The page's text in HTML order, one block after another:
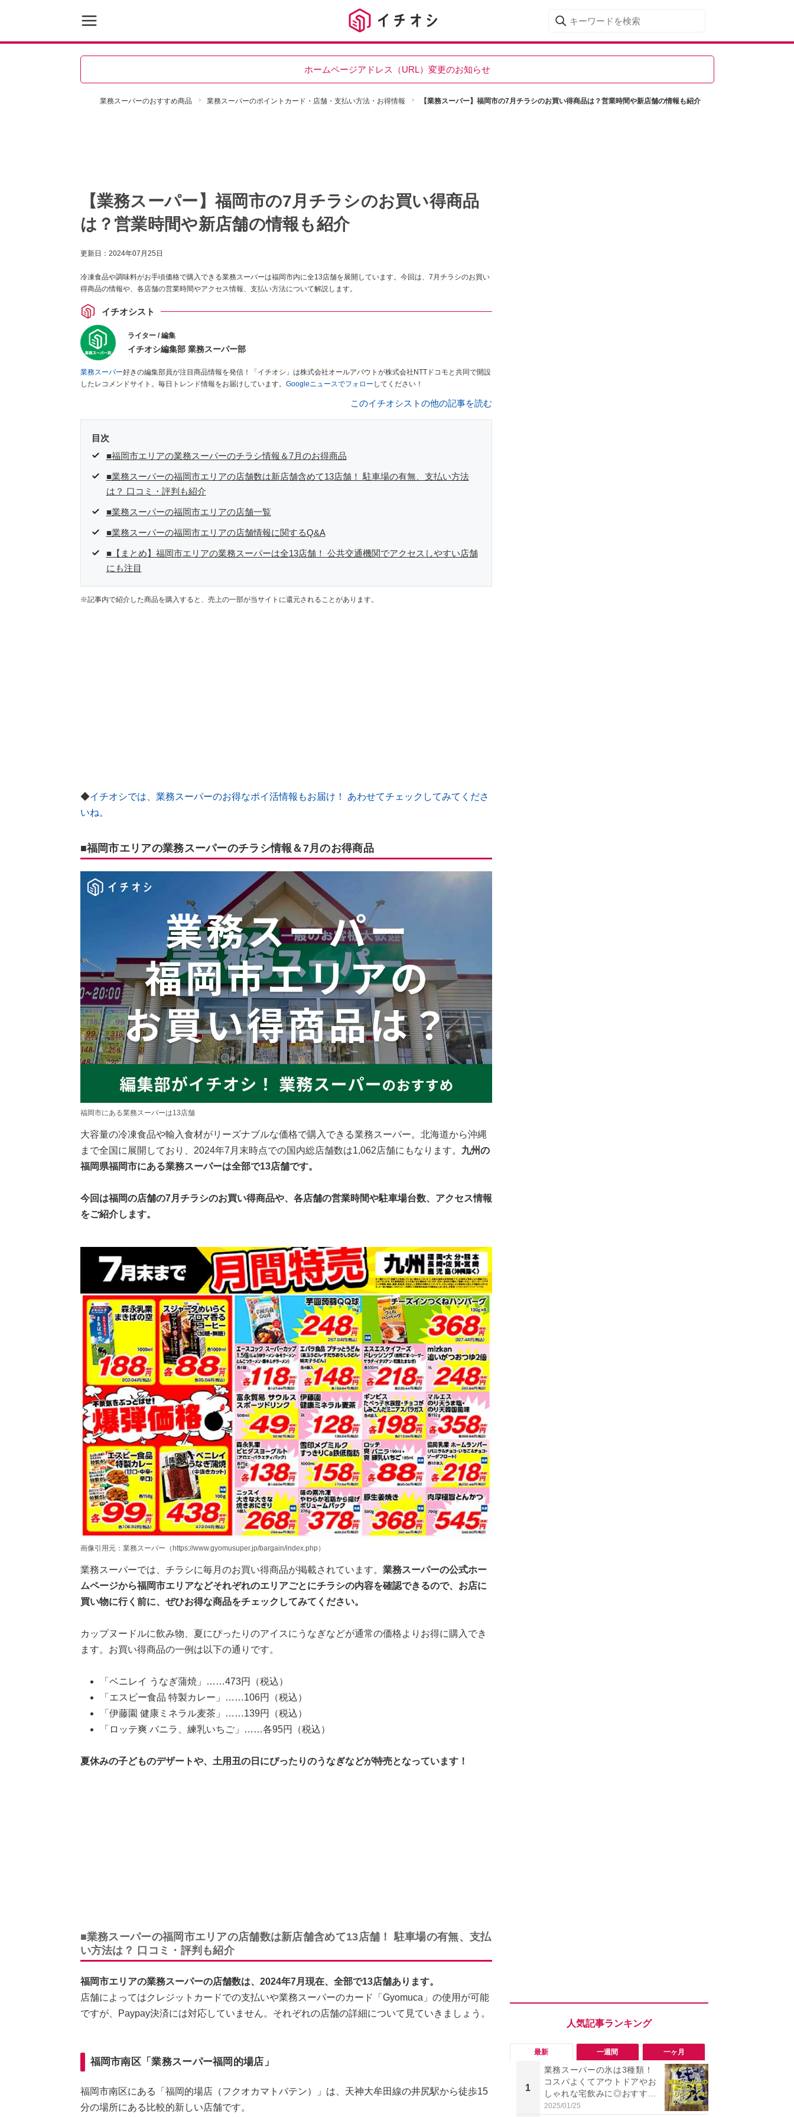
ホームページアドレス（URL）変更のお知らせ
業務スーパーのおすすめ商品 業務スーパーのポイントカード・店舗・支払い方法・お得情報 【業務スーパー】福岡市の7月チラシのお買い得商品は？営業時間や新店舗の情報も紹介
【業務スーパー】福岡市の7月チラシのお買い得商品
は？営業時間や新店舗の情報も紹介
更新日： 2024年07月25日
冷凍食品や調味料がお手頃価格で購入できる業務スーパーは福岡市内に全13店舗を展開しています。今回は、7月チラシのお買い
得商品の情報や、各店舗の営業時間やアクセス情報、支払い方法について解説します。
イチオシスト
ライター / 編集
イチオシ編集部 業務スーパー部
業務スーパー好きの編集部員が注目商品情報を発信！「イチオシ」は株式会社オールアバウトが株式会社NTTドコモと共同で開設
したレコメンドサイト。毎日トレンド情報をお届けしています。 Googleニュースでフォロー してください！
このイチオシストの他の記事を読む
目次
■福岡市エリアの業務スーパーのチラシ情報＆7月のお得商品
■業務スーパーの福岡市エリアの店舗数は新店舗含めて13店舗！ 駐車場の有無、支払い方法
は？ 口コミ・評判も紹介
■業務スーパーの福岡市エリアの店舗一覧
■業務スーパーの福岡市エリアの店舗情報に関するQ&A
■【まとめ】福岡市エリアの業務スーパーは全13店舗！ 公共交通機関でアクセスしやすい店舗
にも注目
※記事内で紹介した商品を購入すると、売上の一部が当サイトに還元されることがあります。
◆イチオシでは、業務スーパーのお得なポイ活情報もお届け！ あわせてチェックしてみてくださ
いね。
■福岡市エリアの業務スーパーのチラシ情報＆7月のお得商品
福岡市にある業務スーパーは13店舗
大容量の冷凍食品や輸入食材がリーズナブルな価格で購入できる業務スーパー。北海道から沖縄
まで全国に展開しており、2024年7月末時点での国内総店舗数は1,062店舗にもなります。 九州の
福岡県福岡市にある業務スーパーは全部で13店舗です。
今回は福岡の店舗の7月チラシのお買い得商品や、各店舗の営業時間や駐車場台数、アクセス情報
をご紹介します。
画像引用元：業務スーパー（https://www.gyomusuper.jp/bargain/index.php）
業務スーパーでは、チラシに毎月のお買い得商品が掲載されています。 業務スーパーの公式ホー
ムページから福岡市エリアなどそれぞれのエリアごとにチラシの内容を確認できるので、お店に
買い物に行く前に、ぜひお得な商品をチェックしてみてください。
カップヌードルに飲み物、夏にぴったりのアイスにうなぎなどが通常の価格よりお得に購入でき
ます。お買い得商品の一例は以下の通りです。
「ベニレイ うなぎ蒲焼」……473円（税込）
「エスビー食品 特製カレー」……106円（税込）
「伊藤園 健康ミネラル麦茶」……139円（税込）
「ロッテ爽 バニラ、練乳いちご」……各95円（税込）
夏休みの子どものデザートや、土用丑の日にぴったりのうなぎなどが特売となっています！
■業務スーパーの福岡市エリアの店舗数は新店舗含めて13店舗！ 駐車場の有無、支払
い方法は？ 口コミ・評判も紹介
福岡市エリアの業務スーパーの店舗数は、2024年7月現在、全部で13店舗あります。
店舗によってはクレジットカードでの支払いや業務スーパーのカード「Gyomuca」の使用が可能
ですが、Paypay決済には対応していません。それぞれの店舗の詳細について見ていきましょう。
福岡市南区「業務スーパー福岡的場店」
福岡市南区にある「福岡的場店（フクオカマトバテン）」は、天神大牟田線の井尻駅から徒歩15
分の場所にある比較的新しい店舗です。
最新 一週間 一ヶ月
1
業務スーパーの氷は3種類！
コスパよくてアウトドアやお
しゃれな宅飲みに◎おすすめ
は2kg「純氷 オーロラアイ
2025/01/25